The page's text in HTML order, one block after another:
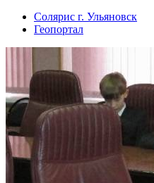
Солярис г. Ульяновск
Геопортал